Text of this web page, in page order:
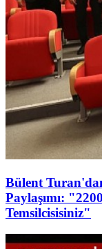
Bülent
Paylaşımı:
Temsilcisisiniz"